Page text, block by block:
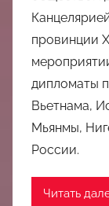
провинции
дипломаты
Вьетнама,
Мьянмы,
России.
Читать